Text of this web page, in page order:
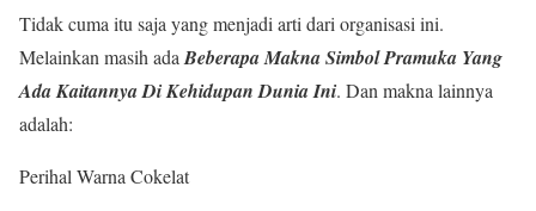
Tidak cuma itu saja yang menjadi arti dari organisasi ini.
Melainkan masih ada Beberapa Makna Simbol Pramuka Yang
Ada Kaitannya Di Kehidupan Dunia Ini. Dan makna lainnya
adalah:
Perihal Warna Cokelat